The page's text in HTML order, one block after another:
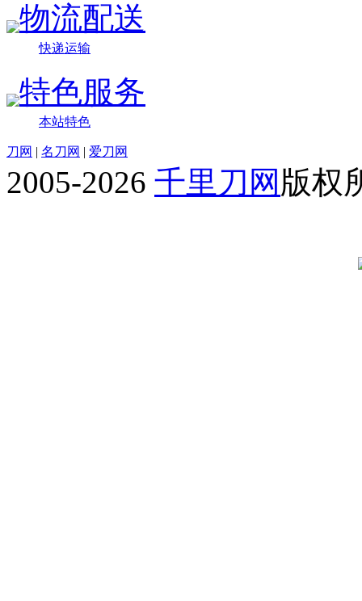
物流配送
快递运输
特色服务
本站特色
刀网 | 名刀网 | 爱刀网
2005-2026 千里刀网 版权